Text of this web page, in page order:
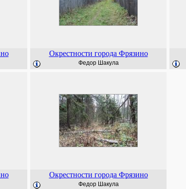
Окрестности города Фрязино
Федор Шакула
Окрестности города Фрязино
Федор Шакула